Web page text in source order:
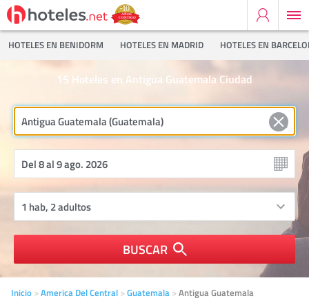
HOTELES EN BENIDORM HOTELES EN MADRID HOTELES EN
Hoteles en Antigua Guatemala Ciudad
15
BUSCAR
Inicio America Del Central Guatemala Antigua Guatemala